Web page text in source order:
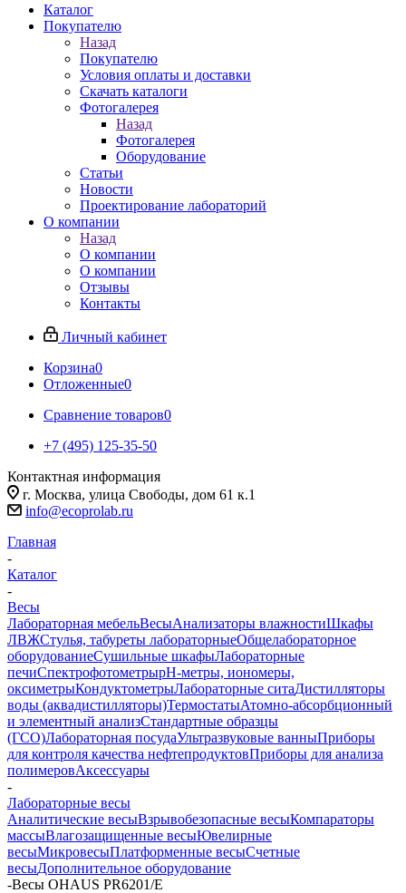
Каталог
Покупателю
Назад
Покупателю
Условия оплаты и доставки
Скачать каталоги
Фотогалерея
Назад
Фотогалерея
Оборудование
Статьи
Новости
Проектирование лабораторий
О компании
Назад
О компании
О компании
Отзывы
Контакты
Личный кабинет
Корзина0
Отложенные0
Сравнение товаров0
+7 (495) 125-35-50
Контактная информация
г. Москва, улица Свободы, дом 61 к.1
info@ecoprolab.ru
Главная
-
Каталог
-
Весы
Лабораторная мебельВесыАнализаторы влажностиШкафы
ЛВЖСтулья, табуреты лабораторныеОбщелабораторное
оборудованиеСушильные шкафыЛабораторные
печиСпектрофотометрыpH-метры, иономеры,
оксиметрыКондуктометрыЛабораторные ситаДистилляторы
воды (аквадистилляторы)ТермостатыАтомно-абсорбционный
и элементный анализСтандартные образцы
(ГСО)Лабораторная посудаУльтразвуковые ванныПриборы
для контроля качества нефтепродуктовПриборы для анализа
полимеровАксессуары
-
Лабораторные весы
Аналитические весыВзрывобезопасные весыКомпараторы
массыВлагозащищенные весыЮвелирные
весыМикровесыПлатформенные весыСчетные
весыДополнительное оборудование
-Весы OHAUS PR6201/E